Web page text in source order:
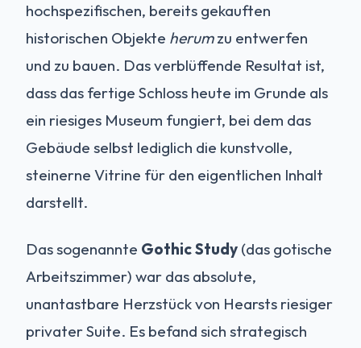
hochspezifischen, bereits gekauften
historischen Objekte herumzu entwerfen
und zu bauen. Das verblüffende Resultat ist,
dass das fertige Schloss heute im Grunde als
ein riesiges Museum fungiert, bei dem das
Gebäude selbst lediglich die kunstvolle,
steinerne Vitrine für den eigentlichen Inhalt
darstellt.
Das sogenannte Gothic Study (das gotische
Arbeitszimmer) war das absolute,
unantastbare Herzstück von Hearsts riesiger
privater Suite. Es befand sich strategisch